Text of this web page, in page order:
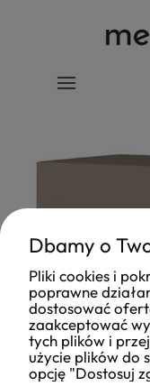
Dbamy o
Pliki cookies i
poprawne
dostosować
zaakceptować
tych plików i
użycie plików do
opcję "Dostosuj